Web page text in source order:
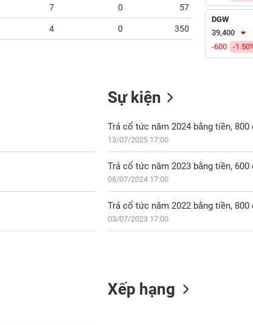
7 0 57 0.00
4 0 350 0.00
DGW
39,400
-600
-
Sự kiện
Trả cổ tức năm 2024 bằng tiền, 800
13/07/2025 17:00
Trả cổ tức năm 2023 bằng tiền, 600
08/07/2024 17:00
Trả cổ tức năm 2022 bằng tiền, 800
03/07/2023 17:00
Xếp hạng